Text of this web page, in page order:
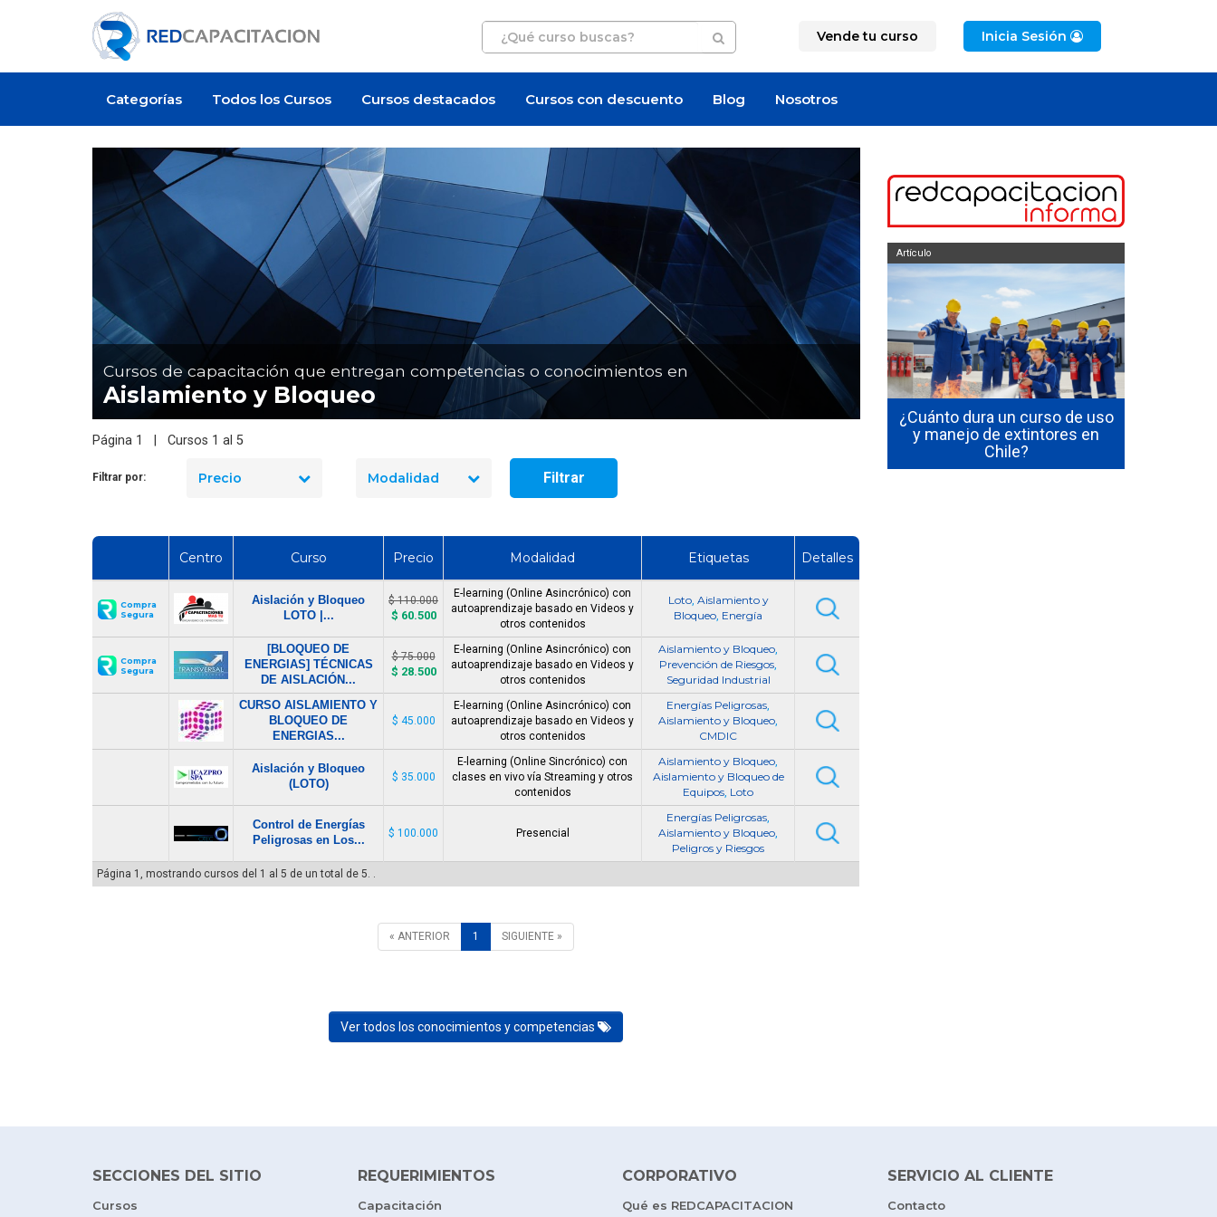
Vende tu curso Inicia Sesión
Categorías Todos los Cursos Cursos destacados Cursos con descuento Blog Nosotros
Cursos de capacitación que entregan competencias o conocimientos en
Aislamiento y Bloqueo
Página 1 | Cursos 1 al 5
Filtrar por: Precio Modalidad Filtrar
Centro Curso Precio Modalidad Etiquetas Detalles
Compra
Segura
Aislación y Bloqueo
LOTO |...
$ 110.000
$ 60.500
E-learning (Online Asincrónico) con
autoaprendizaje basado en Videos y
otros contenidos
Loto, Aislamiento y
Bloqueo, Energía
Compra
Segura
[BLOQUEO DE
ENERGIAS] TÉCNICAS
DE AISLACIÓN...
$ 75.000
$ 28.500
E-learning (Online Asincrónico) con
autoaprendizaje basado en Videos y
otros contenidos
Aislamiento y Bloqueo,
Prevención de Riesgos,
Seguridad Industrial
CURSO AISLAMIENTO Y
BLOQUEO DE
ENERGIAS...
$ 45.000
E-learning (Online Asincrónico) con
autoaprendizaje basado en Videos y
otros contenidos
Energías Peligrosas,
Aislamiento y Bloqueo,
CMDIC
Aislación y Bloqueo
(LOTO)
$ 35.000
E-learning (Online Sincrónico) con
clases en vivo vía Streaming y otros
contenidos
Aislamiento y Bloqueo,
Aislamiento y Bloqueo de
Equipos, Loto
Control de Energías
Peligrosas en Los...
$ 100.000 Presencial
Energías Peligrosas,
Aislamiento y Bloqueo,
Peligros y Riesgos
Página 1, mostrando cursos del 1 al 5 de un total de 5. .
« ANTERIOR 1 SIGUIENTE »
Ver todos los conocimientos y competencias
Cómo Formar una Brigada de
Emergencia en tu Empresa
¿Cuánto cuesta certificarse en
seguridad industrial en Chile
¿Cuánto cuesta un curso de
manejo de extintores en Chile
¿Cuánto dura un curso de uso
y manejo de extintores en
Chile?
Artículo
SECCIONES DEL SITIO
Cursos
REQUERIMIENTOS
Capacitación
CORPORATIVO
Qué es REDCAPACITACION
SERVICIO AL CLIENTE
Contacto